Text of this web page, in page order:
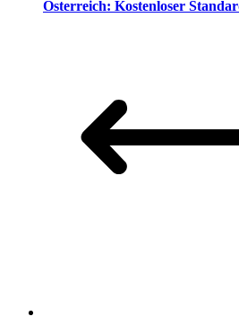
Österreich: Kostenloser